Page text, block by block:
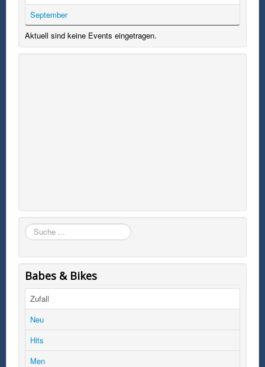
September
Aktuell sind keine Events eingetragen.
Suchen
Babes & Bikes
Zufall
Neu
Hits
Men